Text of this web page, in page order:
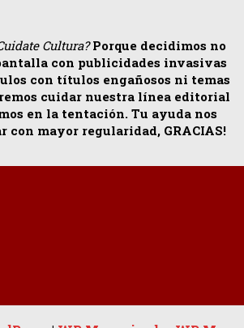
Cultura?Porque decidimos no
con publicidades invasivas
con títulos engañosos ni temas
cuidar nuestra línea editorial
en la tentación. Tu ayuda nos
con mayor regularidad, GRACIAS!